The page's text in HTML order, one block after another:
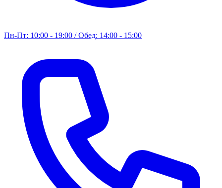
Пн-Пт: 10:00 - 19:00 / Обед: 14:00 - 15:00